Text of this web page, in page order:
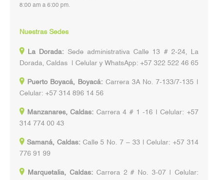
8:00 am a 6:00 pm.
Nuestras Sedes
La Dorada: Sede administrativa Calle 13 # 2-24, La
Dorada, Caldas | Celular y WhatsApp: +57 322 522 46 65
Puerto Boyacá, Boyacá:Carrera 3A No. 7-133/7-135 |
Celular: +57 314 896 14 56
Manzanares, Caldas: Carrera 4 # 1 -16 | Celular: +57
314 774 00 43
Samaná, Caldas: Calle 5 No. 7 – 33 | Celular: +57 314
776 91 99
Marquetalia, Caldas:Carrera 2 # No. 3-07 | Celular: